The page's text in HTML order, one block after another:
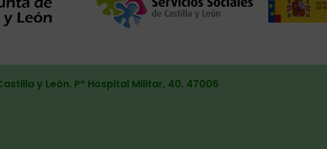
y León. Pº Hospital Militar, 40. 47006